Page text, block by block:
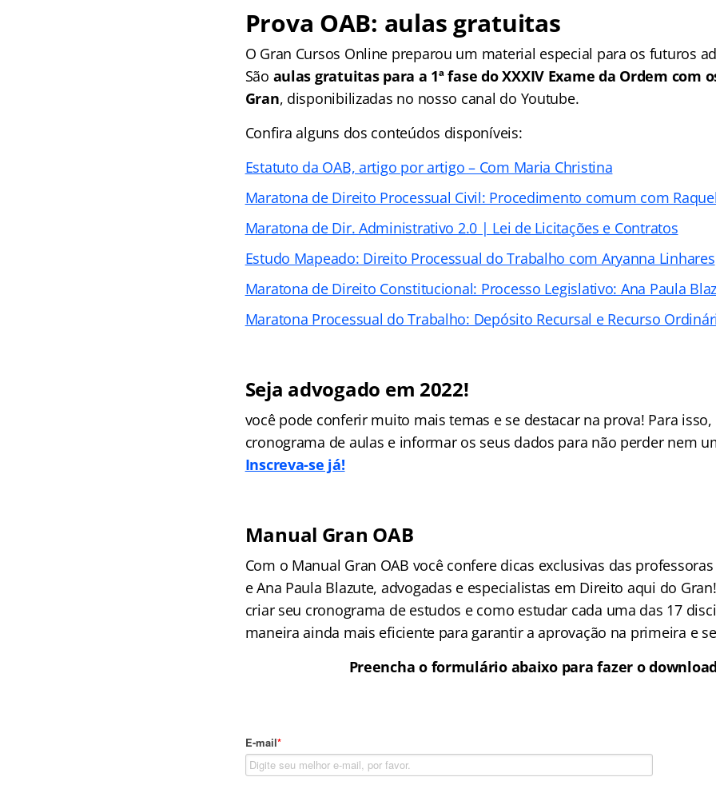
Prova OAB: aulas gratuitas
O Gran Cursos Online preparou um material especial para os futuros
São aulas gratuitas para a 1ª fase do XXXIV Exame da Ordem com
Gran, disponibilizadas no nosso canal do Youtube.
Confira alguns dos conteúdos disponíveis:
Estatuto da OAB, artigo por artigo – Com Maria Christina
Maratona de Direito Processual Civil: Procedimento comum com
Maratona de Dir. Administrativo 2.0 | Lei de Licitações e Contratos
Estudo Mapeado: Direito Processual do Trabalho com Aryanna Linhares
Maratona de Direito Constitucional: Processo Legislativo: Ana Paula
Maratona Processual do Trabalho: Depósito Recursal e Recurso
Seja advogado em 2022!
você pode conferir muito mais temas e se destacar na prova! Para isso,
cronograma de aulas e informar os seus dados para não perder nem
Inscreva-se já!
Manual Gran OAB
Com o Manual Gran OAB você confere dicas exclusivas das
e Ana Paula Blazute, advogadas e especialistas em Direito aqui do
criar seu cronograma de estudos e como estudar cada uma das 17
maneira ainda mais eficiente para garantir a aprovação na primeira e
Preencha o formulário abaixo para fazer o